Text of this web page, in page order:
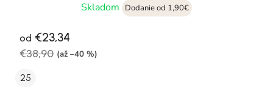
Skladom
Dodanie od 1,90€
od €23,34
€38,90 (až –40 %)
25